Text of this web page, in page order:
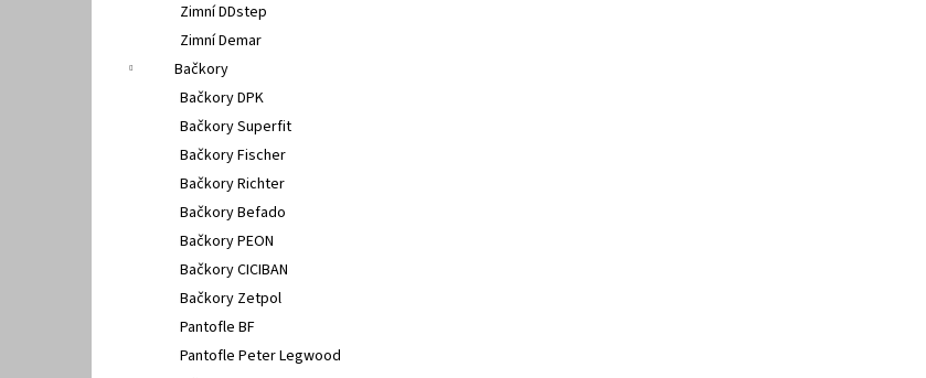
Zimní DDstep
Zimní Demar
Bačkory
Bačkory DPK
Bačkory Superfit
Bačkory Fischer
Bačkory Richter
Bačkory Befado
Bačkory PEON
Bačkory CICIBAN
Bačkory Zetpol
Pantofle BF
Pantofle Peter Legwood